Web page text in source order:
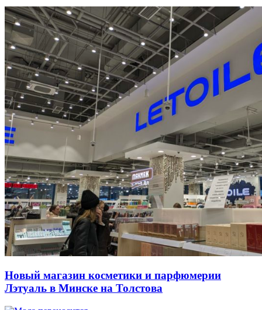
Новый магазин косметики и парфюмерии
Лэтуаль в Минске на Толстова